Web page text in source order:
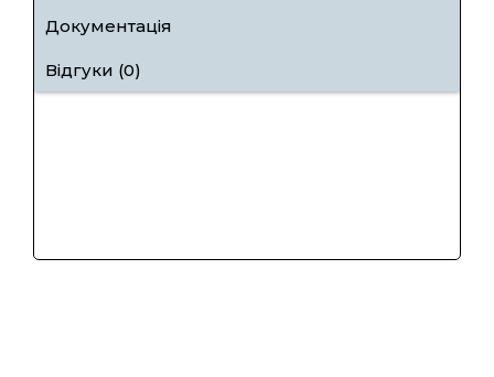
Документація
Відгуки (0)